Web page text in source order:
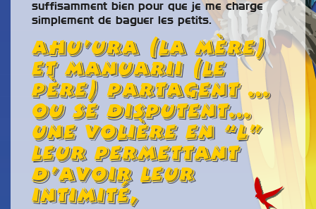
suffisamment bien pour que je me charge
simplement de baguer les petits.
Ahu’Ura (la mère)
et Manuarii (le
père) partagent …
ou se disputent…
une volière en “L”
leur permettant
d’avoir leur
intimité,